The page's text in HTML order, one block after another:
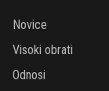
Novice
Visoki obrati
Odnosi